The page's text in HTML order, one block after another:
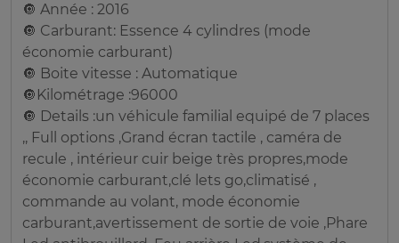
🔘 Année : 2016
🔘 Carburant: Essence 4 cylindres (mode
économie carburant)
🔘 Boite vitesse : Automatique
🔘Kilométrage :96000
🔘 Details :un véhicule familial equipé de 7 places
,, Full options ,Grand écran tactile , caméra de
recule , intérieur cuir beige très propres,mode
économie carburant,clé lets go,climatisé ,
commande au volant, mode économie
carburant,avertissement de sortie de voie ,Phare